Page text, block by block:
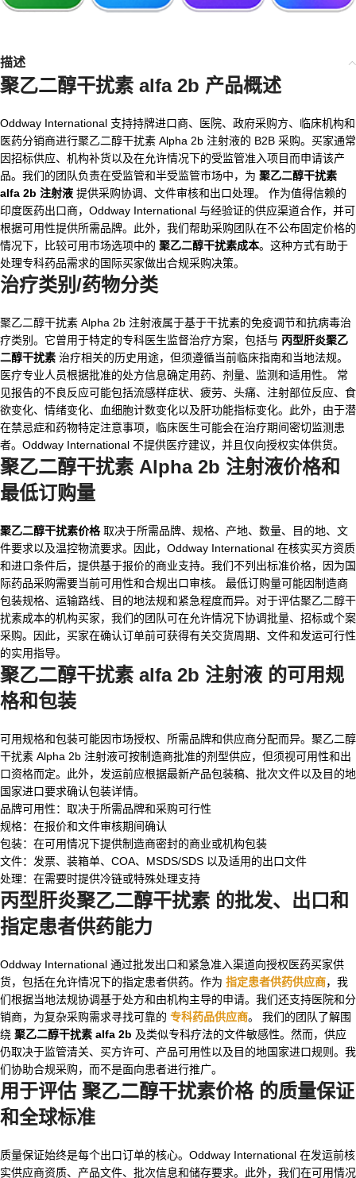
描述
聚乙二醇干扰素 alfa 2b 产品概述
Oddway International 支持持牌进口商、医院、政府采购方、临床机构和
医药分销商进行聚乙二醇干扰素 Alpha 2b 注射液的 B2B 采购。买家通常
因招标供应、机构补货以及在允许情况下的受监管准入项目而申请该产
品。我们的团队负责在受监管和半受监管市场中，为 聚乙二醇干扰素
alfa 2b 注射液 提供采购协调、文件审核和出口处理。 作为值得信赖的
印度医药出口商，Oddway International 与经验证的供应渠道合作，并可
根据可用性提供所需品牌。此外，我们帮助采购团队在不公布固定价格的
情况下，比较可用市场选项中的 聚乙二醇干扰素成本。这种方式有助于
处理专科药品需求的国际买家做出合规采购决策。
治疗类别/药物分类
聚乙二醇干扰素 Alpha 2b 注射液属于基于干扰素的免疫调节和抗病毒治
疗类别。它曾用于特定的专科医生监督治疗方案，包括与 丙型肝炎聚乙
二醇干扰素 治疗相关的历史用途，但须遵循当前临床指南和当地法规。
医疗专业人员根据批准的处方信息确定用药、剂量、监测和适用性。 常
见报告的不良反应可能包括流感样症状、疲劳、头痛、注射部位反应、食
欲变化、情绪变化、血细胞计数变化以及肝功能指标变化。此外，由于潜
在禁忌症和药物特定注意事项，临床医生可能会在治疗期间密切监测患
者。Oddway International 不提供医疗建议，并且仅向授权实体供货。
聚乙二醇干扰素 Alpha 2b 注射液价格和
最低订购量
聚乙二醇干扰素价格取决于所需品牌、规格、产地、数量、目的地、文
件要求以及温控物流要求。因此，Oddway International 在核实买方资质
和进口条件后，提供基于报价的商业支持。我们不列出标准价格，因为国
际药品采购需要当前可用性和合规出口审核。 最低订购量可能因制造商
包装规格、运输路线、目的地法规和紧急程度而异。对于评估聚乙二醇干
扰素成本的机构买家，我们的团队可在允许情况下协调批量、招标或个案
采购。因此，买家在确认订单前可获得有关交货周期、文件和发运可行性
的实用指导。
聚乙二醇干扰素 alfa 2b 注射液 的可用规
格和包装
可用规格和包装可能因市场授权、所需品牌和供应商分配而异。聚乙二醇
干扰素 Alpha 2b 注射液可按制造商批准的剂型供应，但须视可用性和出
口资格而定。此外，发运前应根据最新产品包装稿、批次文件以及目的地
国家进口要求确认包装详情。
品牌可用性：取决于所需品牌和采购可行性
规格：在报价和文件审核期间确认
包装：在可用情况下提供制造商密封的商业或机构包装
文件：发票、装箱单、COA、MSDS/SDS 以及适用的出口文件
处理：在需要时提供冷链或特殊处理支持
丙型肝炎聚乙二醇干扰素 的批发、出口和
指定患者供药能力
Oddway International 通过批发出口和紧急准入渠道向授权医药买家供
货，包括在允许情况下的指定患者供药。作为 指定患者供药供应商，我
们根据当地法规协调基于处方和由机构主导的申请。我们还支持医院和分
销商，为复杂采购需求寻找可靠的 专科药品供应商。 我们的团队了解围
绕 聚乙二醇干扰素 alfa 2b 及类似专科疗法的文件敏感性。然而，供应
仍取决于监管清关、买方许可、产品可用性以及目的地国家进口规则。我
们协助合规采购，而不是面向患者进行推广。
用于评估 聚乙二醇干扰素价格的质量保证
和全球标准
质量保证始终是每个出口订单的核心。Oddway International 在发运前核
实供应商资质、产品文件、批次信息和储存要求。此外，我们在可用情况